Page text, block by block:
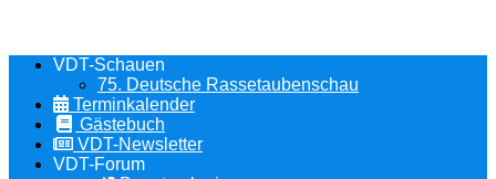
VDT-Schauen
75. Deutsche Rassetaubenschau
Terminkalender
Gästebuch
VDT-Newsletter
VDT-Forum